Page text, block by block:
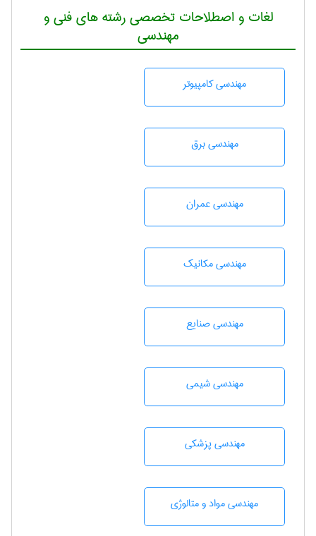
لغات و اصطلاحات تخصصی رشته های فنی و
مهندسی
مهندسی كامپيوتر
مهندسی برق
مهندسی عمران
مهندسی مکانیک
مهندسی صنايع
مهندسي شيمی
مهندسی پزشکی
مهندسی مواد و متالوژی